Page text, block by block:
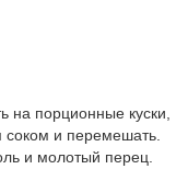
на порционные куски,
соком и перемешать.
и молотый перец.